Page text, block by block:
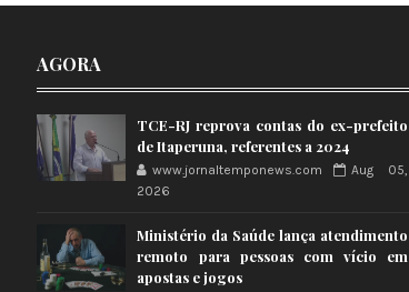
AGORA
TCE-RJ reprova contas do ex-prefeito
de Itaperuna, referentes a 2024
www.jornaltemponews.com
Aug 05,
2026
Ministério da Saúde lança atendimento
remoto para pessoas com vício em
apostas e jogos